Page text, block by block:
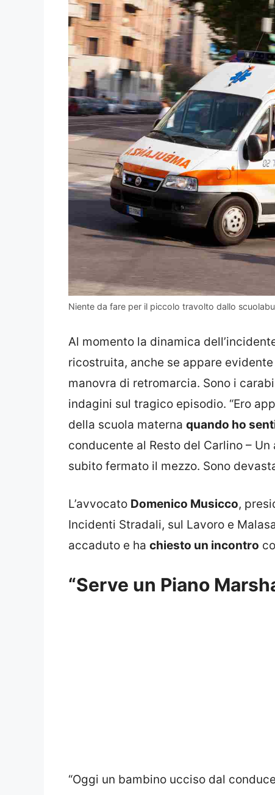
Niente da fare per il piccolo travolto dallo
Al momento la dinamica
ricostruita, anche se appare
manovra di retromarcia. Sono i
indagini sul tragico episodio. “Ero
della scuola materna quando ho
conducente al Resto del Carlino –
subito fermato il mezzo. Sono
L’avvocato Domenico Musicco,
Incidenti Stradali, sul Lavoro e
accaduto e ha chiesto un incontro
“Serve un Piano
“Oggi un bambino ucciso dal